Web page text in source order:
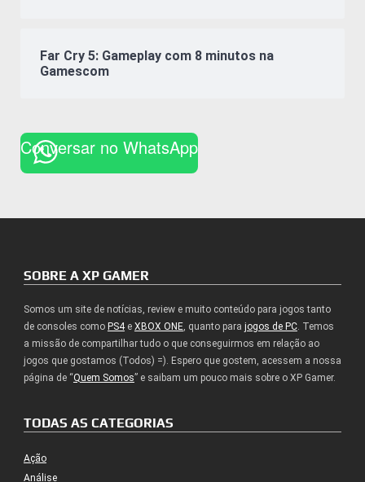
Far Cry 5: Gameplay com 8 minutos na
Gamescom
Conversar no WhatsApp
SOBRE A XP GAMER
Somos um site de notícias, review e muito conteúdo para jogos tanto
de consoles como PS4e XBOX ONE, quanto para jogos de PC. Temos
a missão de compartilhar tudo o que conseguirmos em relação ao
jogos que gostamos (Todos) =). Espero que gostem, acessem a nossa
página de “Quem Somos” e saibam um pouco mais sobre o XP Gamer.
TODAS AS CATEGORIAS
Ação
Análise